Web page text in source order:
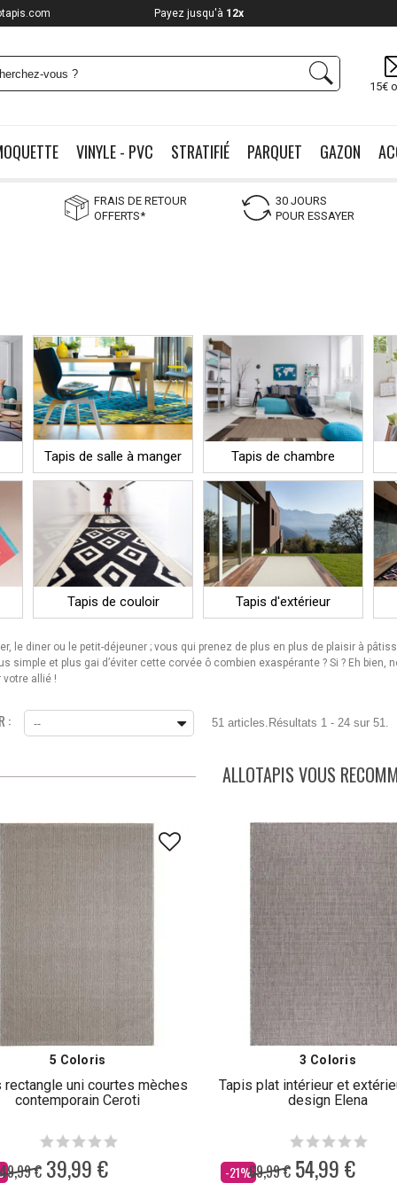
15€
VINYLE - PVC STRATIFIÉ PARQUET GAZON
FRAIS DE RETOUR
OFFERTS*
30 JOURS
POUR ESSAYER
Tapis de salle à manger Tapis de chambre
Tapis de couloir Tapis d'extérieur
le diner ou le petit-déjeuner ; vous qui prenez de plus en plus de plaisir à
simple et plus gai d’éviter cette corvée ô combien exaspérante ? Si ? Eh bien,
allié !
: -- 51 articles. Résultats 1 - 24 sur 51.
ALLOTAPIS VOUS
5 Coloris
rectangle uni courtes mèches
contemporain Ceroti
€ 39,99 €
3 Coloris
Tapis plat intérieur et
design Elena
-21%
Dès 69,99 € 54,99 €
Payez jusqu'à 12x